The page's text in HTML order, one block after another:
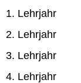
1. Lehrjahr
2. Lehrjahr
3. Lehrjahr
4. Lehrjahr